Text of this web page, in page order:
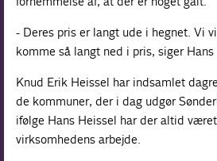
- Deres pris er langt ude i hegnet. Vi
komme så langt ned i pris, siger Hans
Knud Erik Heissel har indsamlet
de kommuner, der i dag udgør
ifølge Hans Heissel har der altid
virksomhedens arbejde.